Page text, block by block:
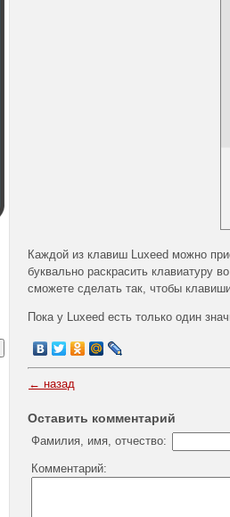
Каждой из клавиш Luxeed можно
буквально раскрасить клавиатуру
сможете сделать так, чтобы
Пока у Luxeed есть только один
← назад
Оставить комментарий
Фамилия, имя, отчество:
Комментарий: